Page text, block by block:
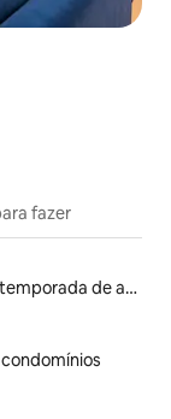
fazer
Aluguel por temporada de apart-hotéis